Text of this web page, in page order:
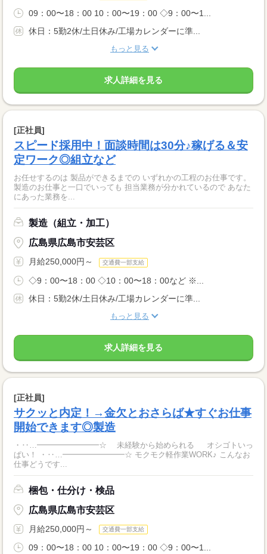
09：00〜18：00 10：00〜19：00 ◇9：00〜1...
休日：5勤2休/土日休み/工場カレンダーに準...
もっと見る
求人詳細を見る
[正社員]
スピード採用中！面談時間は30分♪稼げる＆安
定ワーク◎組立など
お任せするのは 製品ができるまでの いずれかの工程のお仕事です。
製造のお仕事と一口でいっても 担当業務が分かれているので あなた
にあった業務を...
製造（組立・加工）
広島県広島市安芸区
月給250,000円～ 交通費一部支給
◇9：00〜18：00 ◇10：00〜18：00など ※...
休日：5勤2休/土日休み/工場カレンダーに準...
もっと見る
求人詳細を見る
[正社員]
サクッと内定！→金欠とおさらば★すぐお仕事
開始できます◎製造
・‥…━━━━━━━━☆ 未経験から始められる オシゴトいっ
ぱい！ ・‥…━━━━━━━━☆ モクモク軽作業WORK♪ こんなお
仕事どうです...
梱包・仕分け・検品
広島県広島市安芸区
月給250,000円～ 交通費一部支給
09：00〜18：00 10：00〜19：00 ◇9：00〜1...